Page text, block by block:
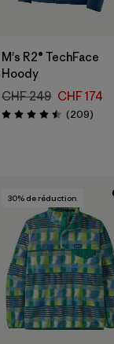
M's R2® TechFace
Hoody
CHF 249 CHF 174
Évaluation: 4.5 / 5
(209Avis
)
30% de réduction